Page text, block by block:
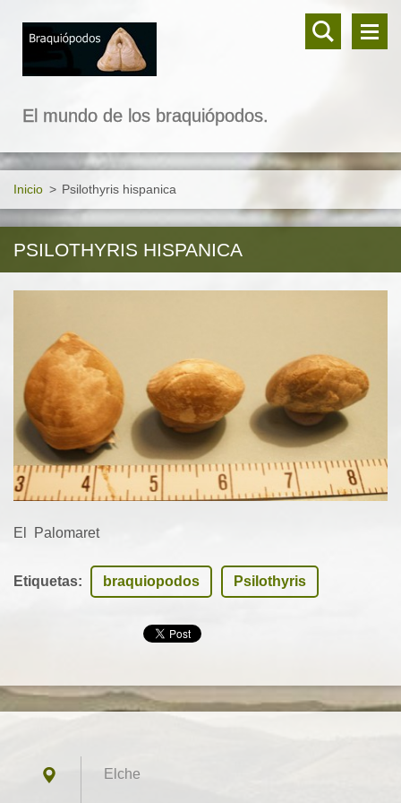
El mundo de los braquiópodos.
Inicio > Psilothyris hispanica
PSILOTHYRIS HISPANICA
El Palomaret
Etiquetas: braquiopodos Psilothyris
Elche